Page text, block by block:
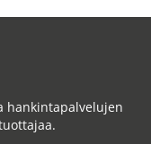
hankintapalvelujen